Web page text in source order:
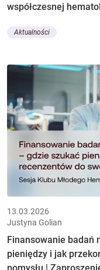
współczesnej
Aktualności
13.03.2026
Justyna Golian
Finansowanie badań
pieniędzy i jak
pomysłu |